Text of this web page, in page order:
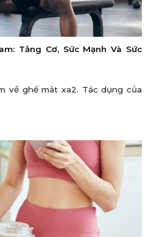
Tăng Cơ, Sức Mạnh Và Sức
về ghế mát xa2. Tác dụng của